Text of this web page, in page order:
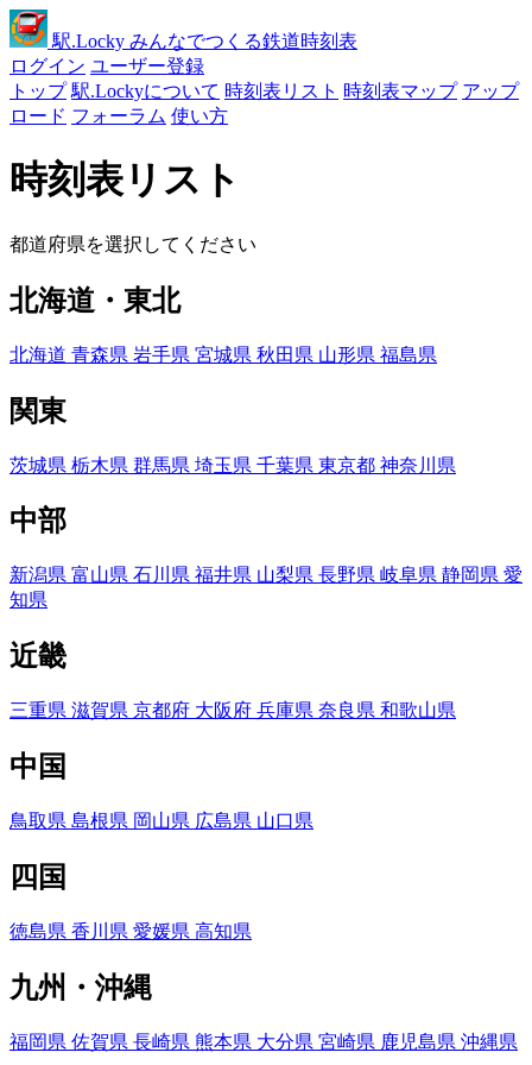
駅.Locky みんなでつくる鉄道時刻表
ログイン ユーザー登録
トップ 駅.Lockyについて 時刻表リスト 時刻表マップ アップ
ロード フォーラム 使い方
時刻表リスト
都道府県を選択してください
北海道・東北
北海道 青森県 岩手県 宮城県 秋田県 山形県 福島県
関東
茨城県 栃木県 群馬県 埼玉県 千葉県 東京都 神奈川県
中部
新潟県 富山県 石川県 福井県 山梨県 長野県 岐阜県 静岡県 愛
知県
近畿
三重県 滋賀県 京都府 大阪府 兵庫県 奈良県 和歌山県
中国
鳥取県 島根県 岡山県 広島県 山口県
四国
徳島県 香川県 愛媛県 高知県
九州・沖縄
福岡県 佐賀県 長崎県 熊本県 大分県 宮崎県 鹿児島県 沖縄県